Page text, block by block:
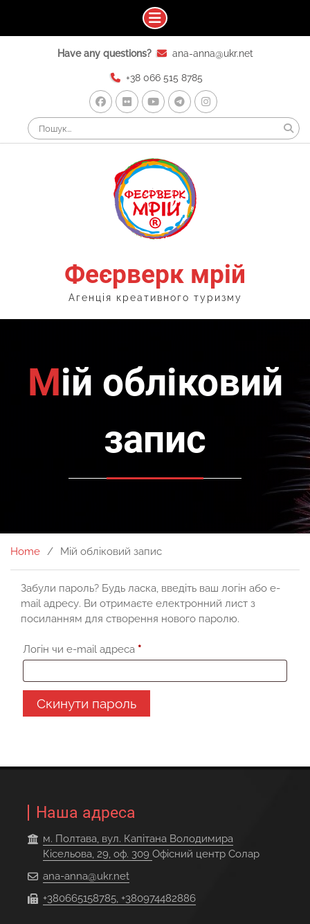
Have any questions? ana-anna@ukr.net
+38 066 515 8785
Facebook
FlickrYoutubeTelegramInstagram
for:
Феєрверк мрій
Агенція креативного туризму
Мій обліковий
запис
Home Мій обліковий запис
Забули пароль? Будь ласка, введіть ваш логін або e-
mail адресу. Ви отримаєте електронний лист з
посиланням для створення нового паролю.
Логін чи e-mail адреса *Обов’язкове
Скинути пароль
Наша адреса
м. Полтава, вул. Капітана Володимира
Кісельова, 29, оф. 309 Офісний центр Солар
ana-anna@ukr.net
+380665158785, +380974482886